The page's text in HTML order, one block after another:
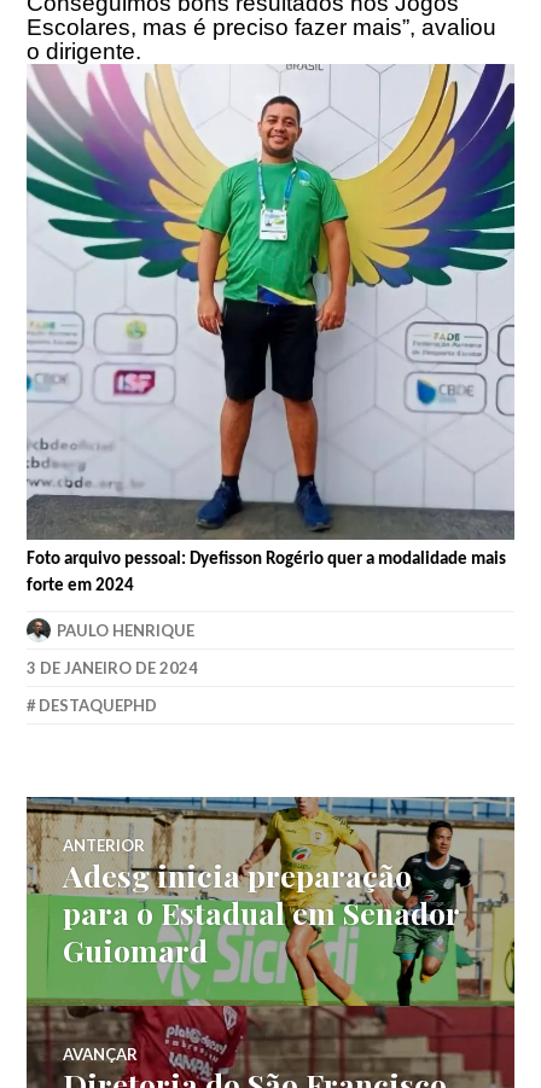
Escolares, mas é preciso fazer mais”, avaliou
o dirigente.
Foto arquivo pessoal: Dyefisson Rogério quer a modalidade mais
forte em 2024
PAULO HENRIQUE
3 DE JANEIRO DE 2024
DESTAQUEPHD
ANTERIOR
Adesg inicia preparação
para o Estadual em Senador
Guiomard
AVANÇAR